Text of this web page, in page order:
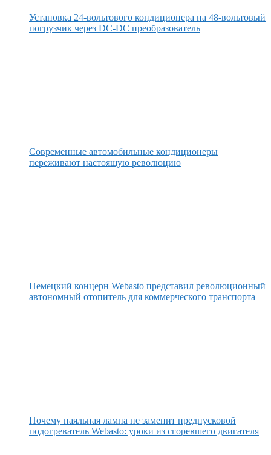
Установка 24-вольтового кондиционера на 48-вольтовый
погрузчик через DC-DC преобразователь
Современные автомобильные кондиционеры
переживают настоящую революцию
Немецкий концерн Webasto представил революционный
автономный отопитель для коммерческого транспорта
Почему паяльная лампа не заменит предпусковой
подогреватель Webasto: уроки из сгоревшего двигателя